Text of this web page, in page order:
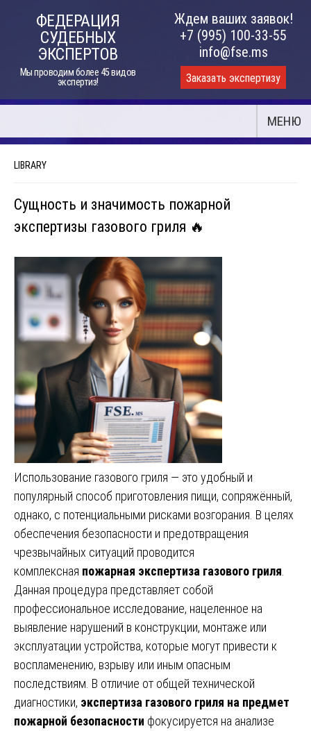
ФЕДЕРАЦИЯ
СУДЕБНЫХ
ЭКСПЕРТОВ
Мы проводим более 45 видов
экспертиз!
Ждем ваших заявок!
+7 (995) 100-33-55
info@fse.ms
Заказать экспертизу
МЕНЮ
LIBRARY
Сущность и значимость пожарной
экспертизы газового гриля 🔥
Использование газового гриля — это удобный и
популярный способ приготовления пищи, сопряжённый,
однако, с потенциальными рисками возгорания. В целях
обеспечения безопасности и предотвращения
чрезвычайных ситуаций проводится
комплексная пожарная экспертиза газового гриля
Данная процедура представляет собой
профессиональное исследование, нацеленное на
выявление нарушений в конструкции, монтаже или
эксплуатации устройства, которые могут привести к
воспламенению, взрыву или иным опасным
последствиям. В отличие от общей технической
диагностики, экспертиза газового гриля на предмет
пожарной безопасности фокусируется на анализе